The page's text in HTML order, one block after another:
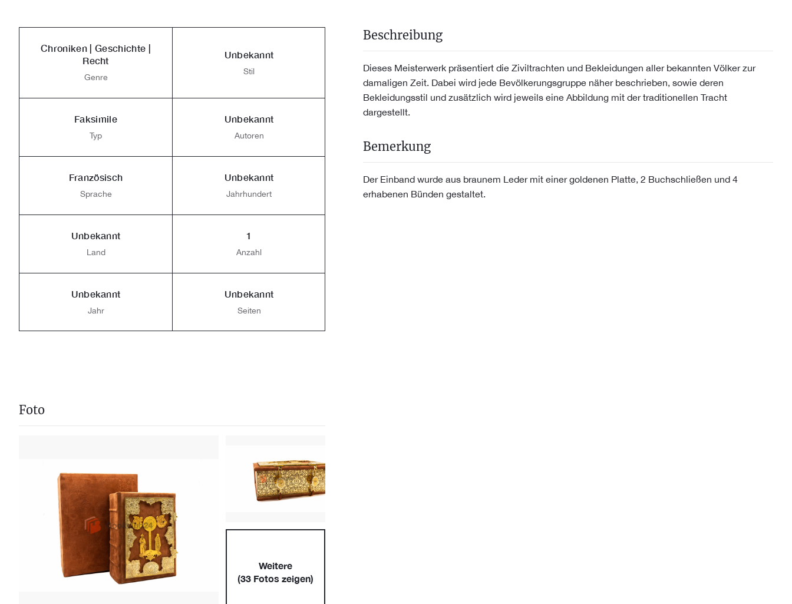
Chroniken | Geschichte |
Recht
Genre
Unbekannt
Stil
Faksimile
Typ
Unbekannt
Autoren
Französisch
Sprache
Unbekannt
Jahrhundert
Unbekannt
Land
1
Anzahl
Unbekannt
Jahr
Unbekannt
Seiten
Foto
Weitere
(33Fotos zeigen)
Beschreibung
Dieses Meisterwerk präsentiert die Ziviltrachten und Bekleidungen aller bekannten Völker zur
damaligen Zeit. Dabei wird jede Bevölkerungsgruppe näher beschrieben, sowie deren
Bekleidungsstil und zusätzlich wird jeweils eine Abbildung mit der traditionellen Tracht
dargestellt.
Bemerkung
Der Einband wurde aus braunem Leder mit einer goldenen Platte, 2 Buchschließen und 4
erhabenen Bünden gestaltet.